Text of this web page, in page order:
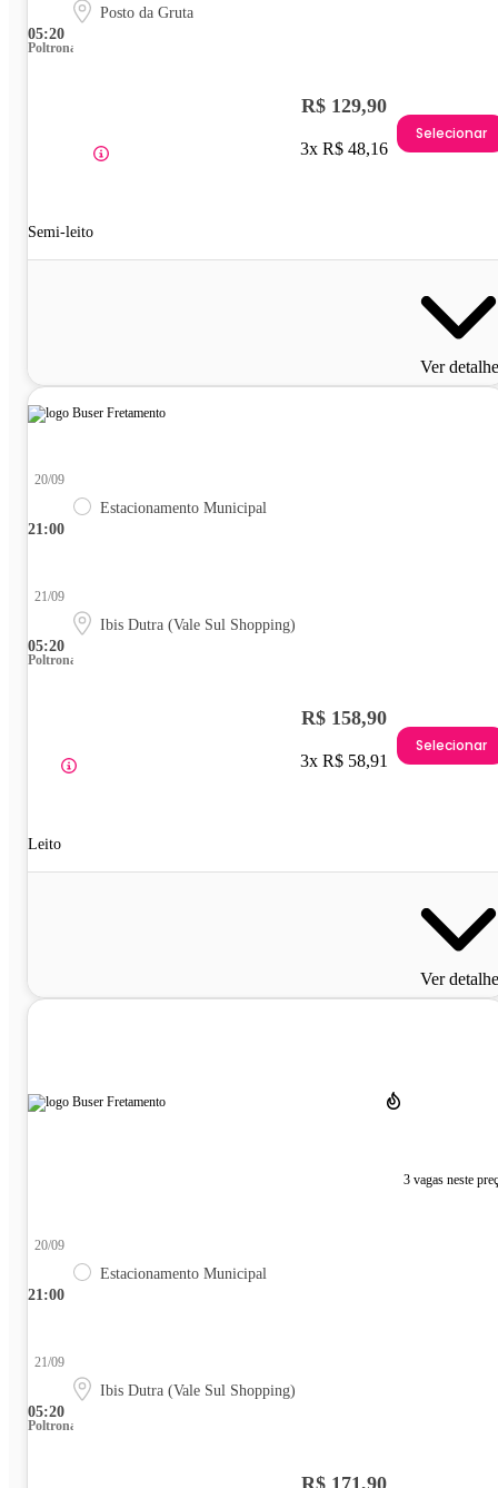
05:20
Posto da Gruta
Poltrona
Semi-leito
R$ 129,90
3x R$ 48,16
Selecionar
Ver
21:00
20/09
Estacionamento Municipal
05:20
21/09
Ibis Dutra (Vale Sul Shopping)
Poltrona
Leito
R$ 158,90
3x R$ 58,91
Selecionar
Ver
3 vagas neste
21:00
20/09
Estacionamento Municipal
05:20
21/09
Ibis Dutra (Vale Sul Shopping)
Poltrona
R$ 171,90